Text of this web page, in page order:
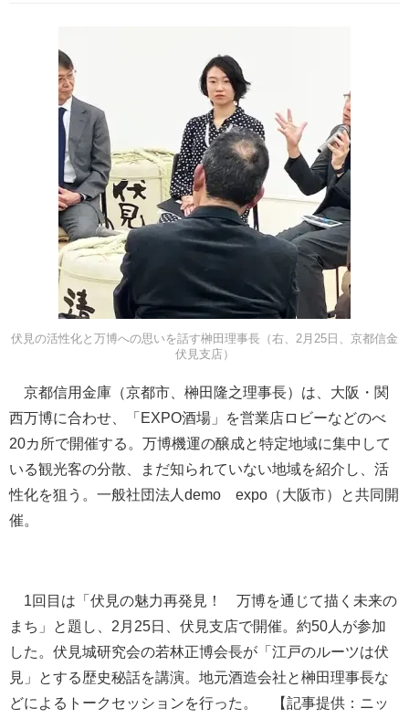
伏見の活性化と万博への思いを話す榊田理事長（右、2月25日、京都信金
伏見支店）
京都信用金庫（京都市、榊田隆之理事長）は、大阪・関
西万博に合わせ、「EXPO酒場」を営業店ロビーなどのべ
20カ所で開催する。万博機運の醸成と特定地域に集中して
いる観光客の分散、まだ知られていない地域を紹介し、活
性化を狙う。一般社団法人demo expo（大阪市）と共同開
催。
1回目は「伏見の魅力再発見！ 万博を通じて描く未来の
まち」と題し、2月25日、伏見支店で開催。約50人が参加
した。伏見城研究会の若林正博会長が「江戸のルーツは伏
見」とする歴史秘話を講演。地元酒造会社と榊田理事長な
どによるトークセッションを行った。 【記事提供：ニッ